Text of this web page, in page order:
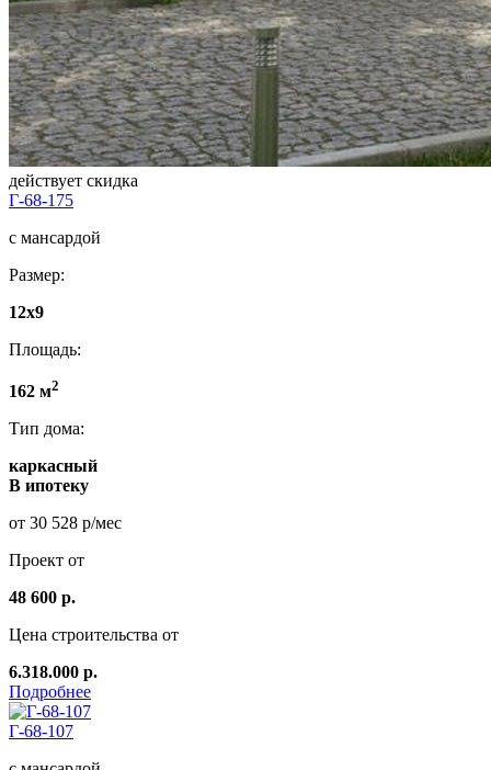
действует скидка
Г-68-175
с мансардой
Размер:
12x9
Площадь:
162 м2
Тип дома:
каркасный
В ипотеку
от 30 528 р/мес
Проект от
48 600 р.
Цена строительства от
6.318.000 р.
Подробнее
Г-68-107